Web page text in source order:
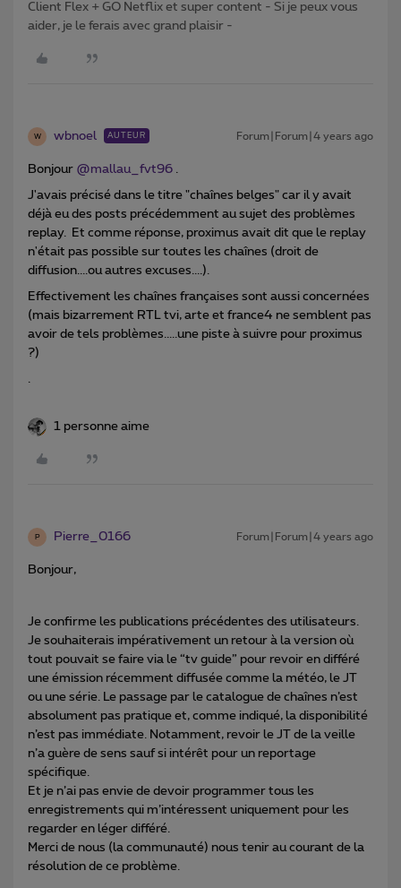
Client Flex + GO Netflix et super content - Si je peux vous
aider, je le ferais avec grand plaisir -
W wbnoel AUTEUR Forum|Forum|4 years ago
Bonjour @mallau_fvt96 .
J'avais précisé dans le titre "chaînes belges" car il y avait
déjà eu des posts précédemment au sujet des problèmes
replay. Et comme réponse, proximus avait dit que le replay
n'était pas possible sur toutes les chaînes (droit de
diffusion....ou autres excuses....).
Effectivement les chaînes françaises sont aussi concernées
(mais bizarrement RTL tvi, arte et france4 ne semblent pas
avoir de tels problèmes.....une piste à suivre pour proximus
?)
.
1 personne aime
P Pierre_0166 Forum|Forum|4 years ago
Bonjour,
Je confirme les publications précédentes des utilisateurs.
Je souhaiterais impérativement un retour à la version où
tout pouvait se faire via le “tv guide” pour revoir en différé
une émission récemment diffusée comme la météo, le JT
ou une série. Le passage par le catalogue de chaînes n’est
absolument pas pratique et, comme indiqué, la disponibilité
n’est pas immédiate. Notamment, revoir le JT de la veille
n’a guère de sens sauf si intérêt pour un reportage
spécifique.
Et je n’ai pas envie de devoir programmer tous les
enregistrements qui m’intéressent uniquement pour les
regarder en léger différé.
Merci de nous (la communauté) nous tenir au courant de la
résolution de ce problème.